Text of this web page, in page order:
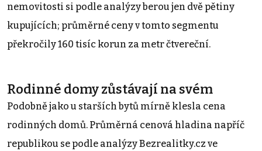
nemovitosti si podle analýzy berou jen dvě pětiny
kupujících; průměrné ceny v tomto segmentu
překročily 160 tisíc korun za metr čtvereční.
Rodinné domy zůstávají na svém
Podobně jako u starších bytů mírně klesla cena
rodinných domů. Průměrná cenová hladina napříč
republikou se podle analýzy Bezrealitky.cz ve